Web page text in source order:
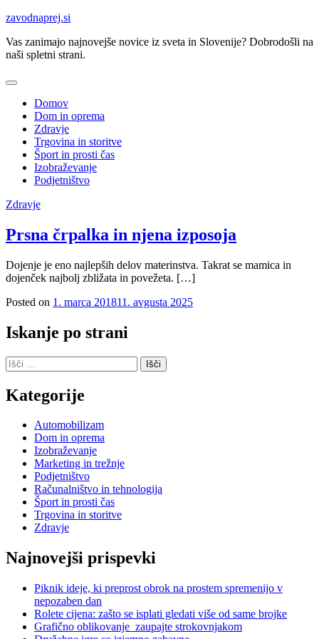
Skip
content
zavodnaprej.si
Vas zanimajo najnovejše novice iz sveta in Slovenije? Dobrodošli na
naši spletni strani.
Domov
Dom in oprema
Zdravje
Trgovina in storitve
Šport in prosti čas
Izobraževanje
Podjetništvo
Zdravje
Prsna črpalka in njena izposoja
Dojenje je eno najlepših delov materinstva. Takrat se mamica in
dojenček najbolj zbližata in povežeta. […]
Posted on 1. marca 201811. avgusta 2025
Iskanje po strani
Išči:
Kategorije
Automobilizam
Dom in oprema
Izobraževanje
Marketing in trežnje
Podjetništvo
Računalništvo in tehnologija
Šport in prosti čas
Trgovina in storitve
Zdravje
Najnovejši prispevki
Piknik ideje, ki preprost obrok na prostem spremenijo v
nepozaben dan
Rolete cijena: zašto se isplati gledati više od same brojke
Grafično oblikovanje zaupajte strokovnjakom